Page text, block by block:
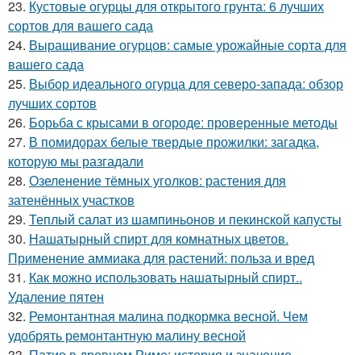
23. Кустовые огурцы для открытого грунта: 6 лучших
сортов для вашего сада
24. Выращивание огурцов: самые урожайные сорта для
вашего сада
25. Выбор идеального огурца для северо-запада: обзор
лучших сортов
26. Борьба с крысами в огороде: проверенные методы
27. В помидорах белые твердые прожилки: загадка,
которую мы разгадали
28. Озеленение тёмных уголков: растения для
затенённых участков
29. Теплый салат из шампиньонов и пекинской капусты
30. Нашатырный спирт для комнатных цветов.
Применение аммиака для растений: польза и вред
31. Как можно использовать нашатырный спирт..
Удаление пятен
32. Ремонтантная малина подкормка весной. Чем
удобрять ремонтантную малину весной